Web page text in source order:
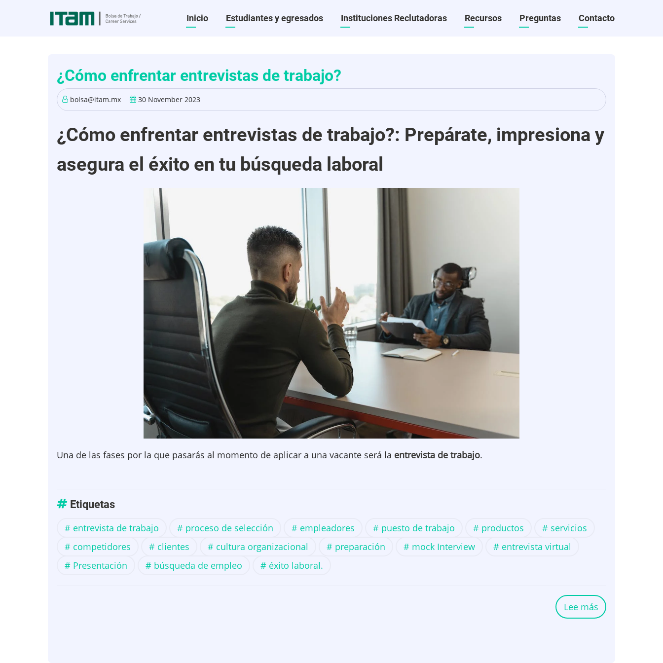
Principal
de
Trabajo
Inicio Estudiantes y egresados Instituciones Reclutadoras Recursos Preguntas Contacto
¿Cómo enfrentar entrevistas de trabajo?
bolsa@itam.mx 30 November 2023
¿Cómo enfrentar entrevistas de trabajo?: Prepárate, impresiona y
asegura el éxito en tu búsqueda laboral
Una de las fases por la que pasarás al momento de aplicar a una vacante será la entrevista de trabajo.
Etiquetas
entrevista de trabajo proceso de selección empleadores puesto de trabajo productos
servicios
competidores
clientes cultura organizacional preparación mock Interview
entrevista virtual
Presentación
búsqueda de empleo éxito laboral.
Lee más sobre
¿Cómo